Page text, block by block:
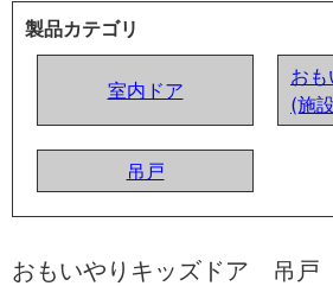
製品カテゴリ
室内ドア
お
(施
吊戸
おもいやりキッズドア 吊戸